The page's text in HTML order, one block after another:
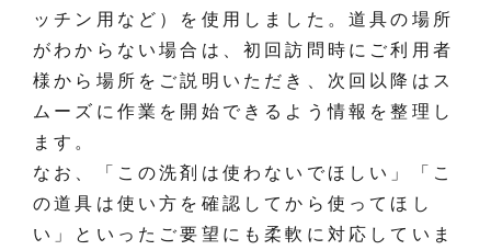
ッチン用など）を使用しました。道具の場所
がわからない場合は、初回訪問時にご利用者
様から場所をご説明いただき、次回以降はス
ムーズに作業を開始できるよう情報を整理し
ます。
なお、「この洗剤は使わないでほしい」「こ
の道具は使い方を確認してから使ってほし
い」といったご要望にも柔軟に対応していま